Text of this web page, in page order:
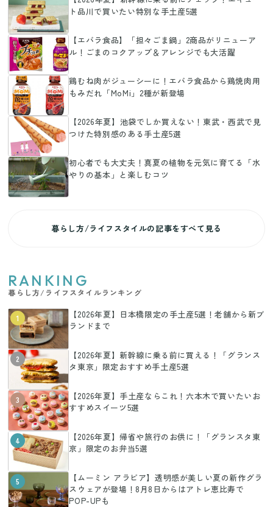
ト品川で買いたい特別な手土産5選
【エバラ食品】「担々ごま鍋」2商品がリニューア
ル！ごまのコクアップ＆アレンジでも大活躍
鶏むね肉がジューシーに！エバラ食品から鶏焼肉用
もみだれ「MoMi」2種が新登場
【2026年夏】池袋でしか買えない！東武・西武で見
つけた特別感のある手土産5選
初心者でも大丈夫！真夏の植物を元気に育てる「水
やりの基本」と楽しむコツ
暮らし方/ライフスタイルの記事をすべて見る
RANKING
暮らし方/ライフスタイルランキング
1
【2026年夏】日本橋限定の手土産5選！老舗から新ブ
ランドまで
2
【2026年夏】新幹線に乗る前に買える！「グランス
タ東京」限定おすすめ手土産5選
3
【2026年夏】手土産ならこれ！六本木で買いたいお
すすめスイーツ5選
4
【2026年夏】帰省や旅行のお供に！「グランスタ東
京」限定のお弁当5選
5
【ムーミン アラビア】透明感が美しい夏の新作グラ
スウェアが登場！8月8日からはアトレ恵比寿で
POP-UPも